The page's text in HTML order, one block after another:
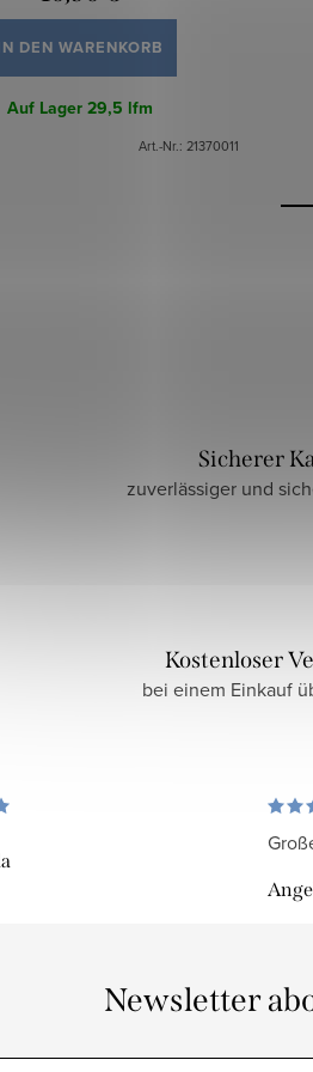
DEN WARENKORB
Auf Lager29,5 lfm
Art.-Nr.: 21370011
Sicherer
zuverlässiger und
Kostenloser
bei einem Einkauf
Newsletter